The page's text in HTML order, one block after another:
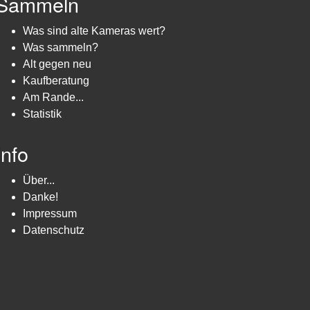
Was sind alte Kameras wert?
Was sammeln?
Alt gegen neu
Kaufberatung
Am Rande...
Statistik
Über...
Danke!
Impressum
Datenschutz